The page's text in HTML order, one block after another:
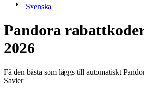
Svenska
Pandora
2026
Få den bästa som läggs till automatiskt
Savier